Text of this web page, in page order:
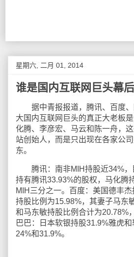
星期六, 二月 01, 2014
谁是国内互联网巨头幕
据中青报报道，腾讯、百度、
大国内互联网巨头的真正大老板
化腾、李彦宏、马云和陈一舟，
站创始人，而是只出现在各家公
东。
腾讯：南非MIH持股近34%，
持有腾讯33.93%的股权，马化腾
MIH三分之一。百度：美国德丰
持股比例为15.98%，其妻子马东
和马东敏持股比例合计为20.78%
巴巴：日本软银持股31.9%雅虎
24%和31.9%。